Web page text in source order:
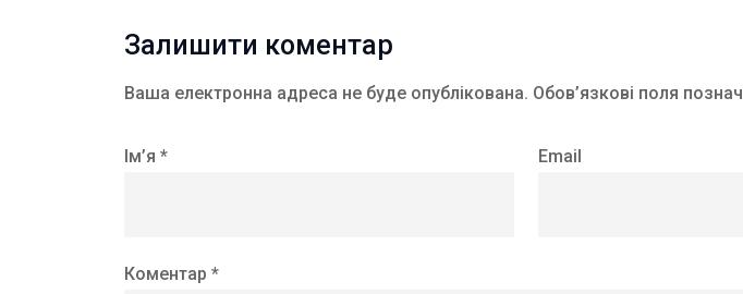
Залишити коментар
Ваша електронна адреса не буде опублікована. Обов’язкові поля
Ім’я * Email
Коментар *